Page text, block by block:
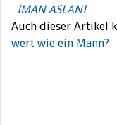
IMAN ASLANI
Auch dieser Artikel
wert wie ein Mann?